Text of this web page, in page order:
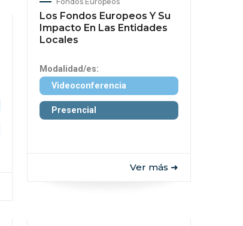
Los Fondos Europeos Y Su
Impacto En Las Entidades
Locales
Modalidad/es:
Videoconferencia
Presencial
Ver más ➜